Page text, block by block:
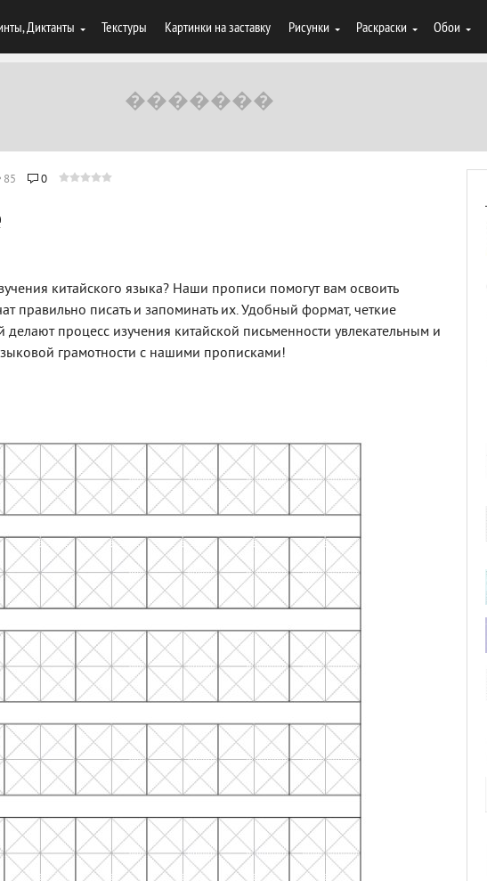
Диктанты Текстуры Картинки на заставку Рисунки Раскраски Обои
85 0
китайского языка? Наши прописи помогут вам освоить
правильно писать и запоминать их. Удобный формат, четкие
процесс изучения китайской письменности увлекательным и
грамотности с нашими прописками!